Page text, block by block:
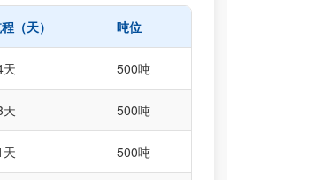
（天） 吨位
500吨
天 500吨
500吨